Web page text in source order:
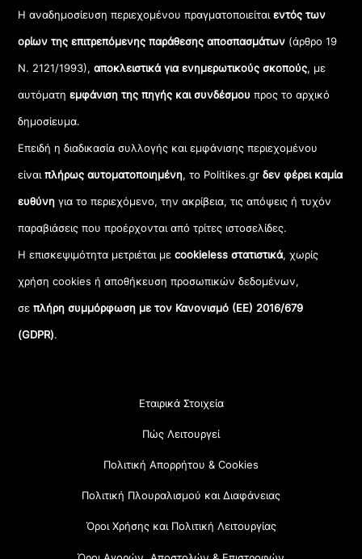
Η αναδημοσίευση περιεχομένου πραγματοποιείταιεντός των
ορίων της επιτρεπόμενης παράθεσης αποσπασμάτων (άρθρο 19
Ν. 2121/1993), αποκλειστικά για ενημερωτικούς σκοπούς, με
αυτόματηεμφάνιση της πηγής και συνδέσμου προς το αρχικό
δημοσίευμα.
Επειδή η διαδικασία συλλογής και εμφάνισης περιεχομένου
είναιπλήρως αυτοματοποιημένη, το Politikes.grδεν φέρει καμία
ευθύνη για το περιεχόμενο, την ακρίβεια, τις απόψεις ή τυχόν
παραβιάσεις που προέρχονται από τρίτες ιστοσελίδες.
Η επισκεψιμότητα μετριέται μεcookieless στατιστικά, χωρίς
χρήση cookies ή αποθήκευση προσωπικών δεδομένων,
σεπλήρη συμμόρφωση με τον Κανονισμό (ΕΕ) 2016/679
(GDPR).
Εταιρικά Στοιχεία
Πώς Λειτουργεί
Πολιτική Απορρήτου & Cookies
Πολιτική Πλουραλισμού και Διαφάνειας
Όροι Χρήσης και Πολιτική Λειτουργίας